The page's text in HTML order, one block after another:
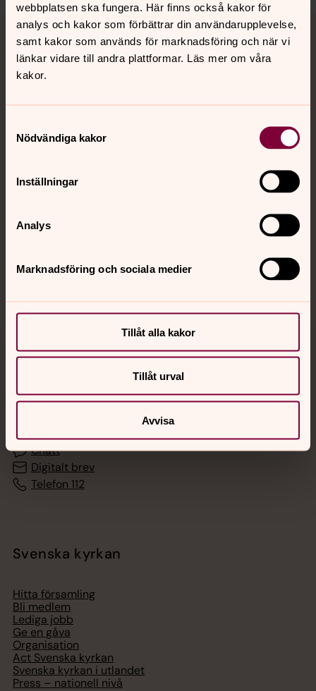
webbplatsen ska fungera. Här finns också kakor för
analys och kakor som förbättrar din användarupplevelse,
samt kakor som används för marknadsföring och när vi
länkar vidare till andra plattformar. Läs mer om våra
kakor.
Nödvändiga kakor
Inställningar
Analys
Marknadsföring och sociala medier
Tillåt alla kakor
Tillåt urval
Avvisa
Tillbaka till toppen
Tillbaka till innehållet
Kalender
Jourhavande präst
Akut samtals- och krisstöd. Prata eller chatta anonymt
Chatt
Digitalt brev
Telefon 112
Svenska kyrkan
Hitta församling
Bli medlem
Lediga jobb
Ge en gåva
Organisation
Act Svenska kyrkan
Svenska kyrkan i utlandet
Press – nationell nivå